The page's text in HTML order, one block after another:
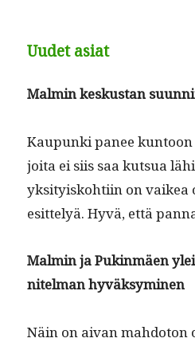
Uudet asiat
Malmin keskus­tan
Kaupun­ki panee
joi­ta ei siis saa kut­sua
yksi­tyisko­hti­in on vaikea
esit­te­lyä. Hyvä, että
Malmin ja Puk­in­mäen
nitel­man hyväksyminen
Näin on aivan mah­do­ton